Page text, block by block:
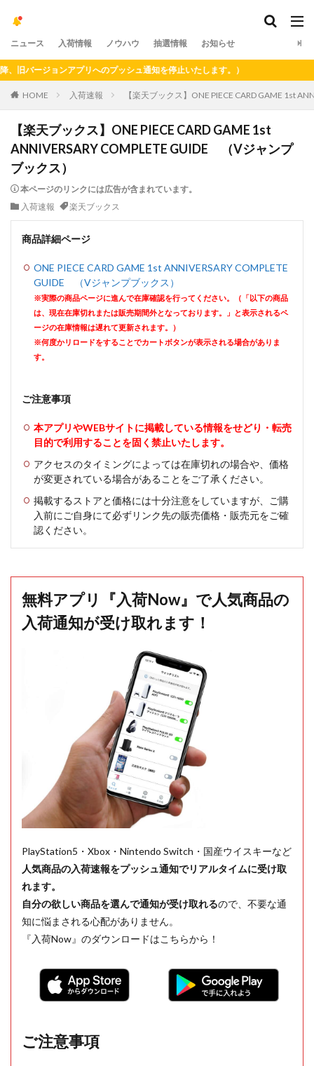
ニュース 入荷情報 ノウハウ 抽選情報 お知らせ
ージョンアプリへのプッシュ通知を停止いたします。）
HOME 入荷速報 【楽天ブックス】ONE PIECE CARD GAME 1st
【楽天ブックス】ONE PIECE CARD GAME 1st
ANNIVERSARY COMPLETE GUIDE （Vジャンプ
ブックス）
本ページのリンクには広告が含まれています。
入荷速報
楽天ブックス
商品詳細ページ
ONE PIECE CARD GAME 1st ANNIVERSARY COMPLETE
GUIDE （Vジャンプブックス）
※実際の商品ページに進んで在庫確認を行ってください。（「以下の商品
は、現在在庫切れまたは販売期間外となっております。」と表示されるペ
ージの在庫情報は遅れて更新されます。）
※何度かリロードをすることでカートボタンが表示される場合がありま
す。
ご注意事項
本アプリやWEBサイトに掲載している情報をせどり・転売
目的で利用することを固く禁止いたします。
アクセスのタイミングによっては在庫切れの場合や、価格
が変更されている場合があることをご了承ください。
掲載するストアと価格には十分注意をしていますが、ご購
入前にご自身にて必ずリンク先の販売価格・販売元をご確
認ください。
無料アプリ『入荷Now』で人気商品の
入荷通知が受け取れます！
PlayStation5・Xbox・Nintendo Switch・国産ウイスキーなど
人気商品の入荷速報をプッシュ通知でリアルタイムに受け取
れます。
自分の欲しい商品を選んで通知が受け取れるので、不要な通
知に悩まされる心配がありません。
『入荷Now』のダウンロードはこちらから！
ご注意事項